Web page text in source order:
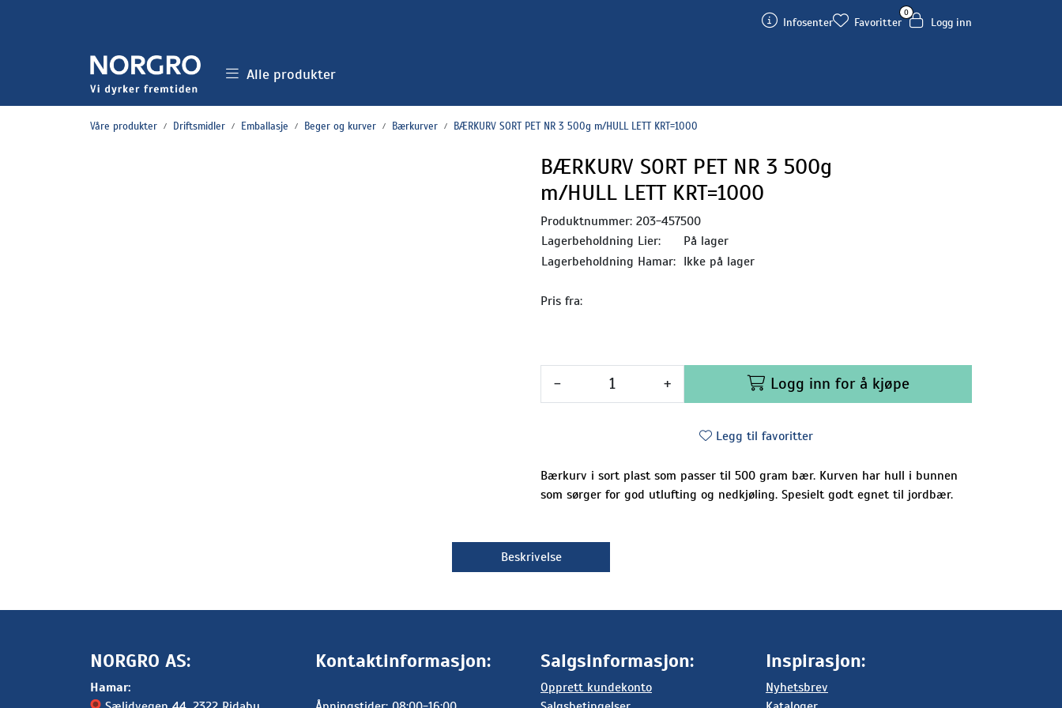
Infosenter
0
Favoritter Logg inn
Alle produkter
Våre produkter Driftsmidler Emballasje Beger og kurver Bærkurver BÆRKURV SORT PET NR 3 500g m/HULL LETT KRT=1000
BÆRKURV SORT PET NR 3 500g
m/HULL LETT KRT=1000
Produktnummer: 203-457500
Lagerbeholdning Lier:
På lager
Lagerbeholdning Hamar: Ikke på lager
Pris fra:
- + Logg inn for å kjøpe
Legg til favoritter
Bærkurv i sort plast som passer til 500 gram bær. Kurven har hull i bunnen
som sørger for god utlufting og nedkjøling. Spesielt godt egnet til jordbær.
Beskrivelse
NORGRO AS:
Hamar:
Kontaktinformasjon: Salgsinformasjon:
Opprett kundekonto
Inspirasjon:
Nyhetsbrev